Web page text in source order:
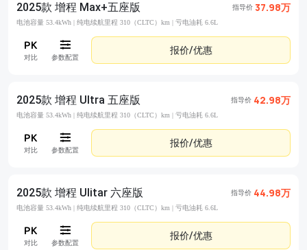
2025款 增程 Max+五座版 指导价 37.98万
电池容量 53.4kWh | 纯电续航里程 310（CLTC）km | 亏电油耗 6.6L
对比 参数配置
报价/优惠
2025款 增程 Ultra 五座版 指导价 42.98万
电池容量 53.4kWh | 纯电续航里程 310（CLTC）km | 亏电油耗 6.6L
对比 参数配置
报价/优惠
2025款 增程 Ulitar 六座版 指导价 44.98万
电池容量 53.4kWh | 纯电续航里程 310（CLTC）km | 亏电油耗 6.6L
对比 参数配置
报价/优惠